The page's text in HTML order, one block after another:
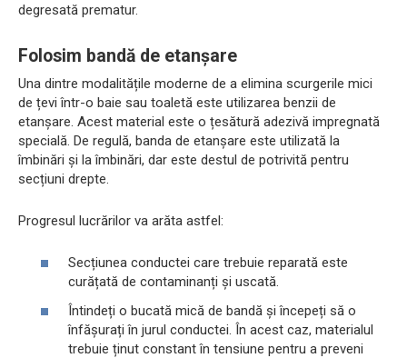
degresată prematur.
Folosim bandă de etanșare
Una dintre modalitățile moderne de a elimina scurgerile mici
de țevi într-o baie sau toaletă este utilizarea benzii de
etanșare. Acest material este o țesătură adezivă impregnată
specială. De regulă, banda de etanșare este utilizată la
îmbinări și la îmbinări, dar este destul de potrivită pentru
secțiuni drepte.
Progresul lucrărilor va arăta astfel:
Secțiunea conductei care trebuie reparată este
curățată de contaminanți și uscată.
Întindeți o bucată mică de bandă și începeți să o
înfășurați în jurul conductei. În acest caz, materialul
trebuie ținut constant în tensiune pentru a preveni